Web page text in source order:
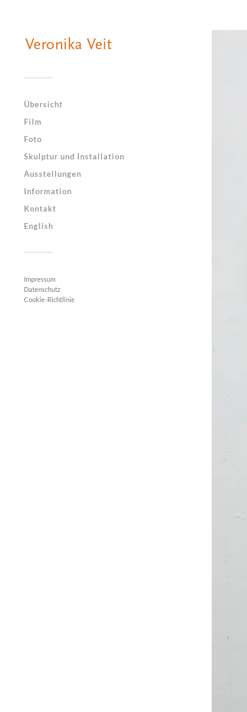
Übersicht
Film
Foto
Skulptur und Installation
Ausstellungen
Information
Kontakt
English
Impressum
Datenschutz
Cookie-Richtlinie